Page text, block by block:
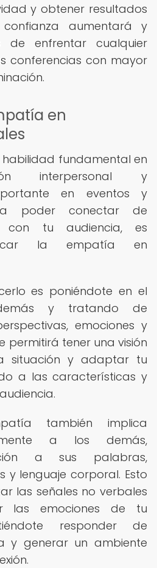
y obtener resultados
confianza aumentará y
de enfrentar cualquier
conferencias con mayor
en
fundamental en
interpersonal y
en eventos y
poder conectar de
con tu audiencia, es
la empatía en
es poniéndote en el
y tratando de
emociones y
permitirá tener una visión
situación y adaptar tu
a las características y
también implica
a los demás,
a sus palabras,
y lenguaje corporal. Esto
las señales no verbales
las emociones de tu
responder de
y generar un ambiente